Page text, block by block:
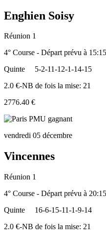
Enghien Soisy
Réunion 1
4° Course - Départ prévu à 15:15
Quinte
5-2-11-12-1-14-15
2.0 €-NB de fois la mise: 21
2776.40 €
vendredi 05 décembre
Vincennes
Réunion 1
4° Course - Départ prévu à 20:15
Quinte
16-6-15-11-1-9-14
2.0 €-NB de fois la mise: 21